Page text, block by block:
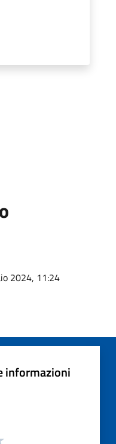
2024, 11:24
informazioni